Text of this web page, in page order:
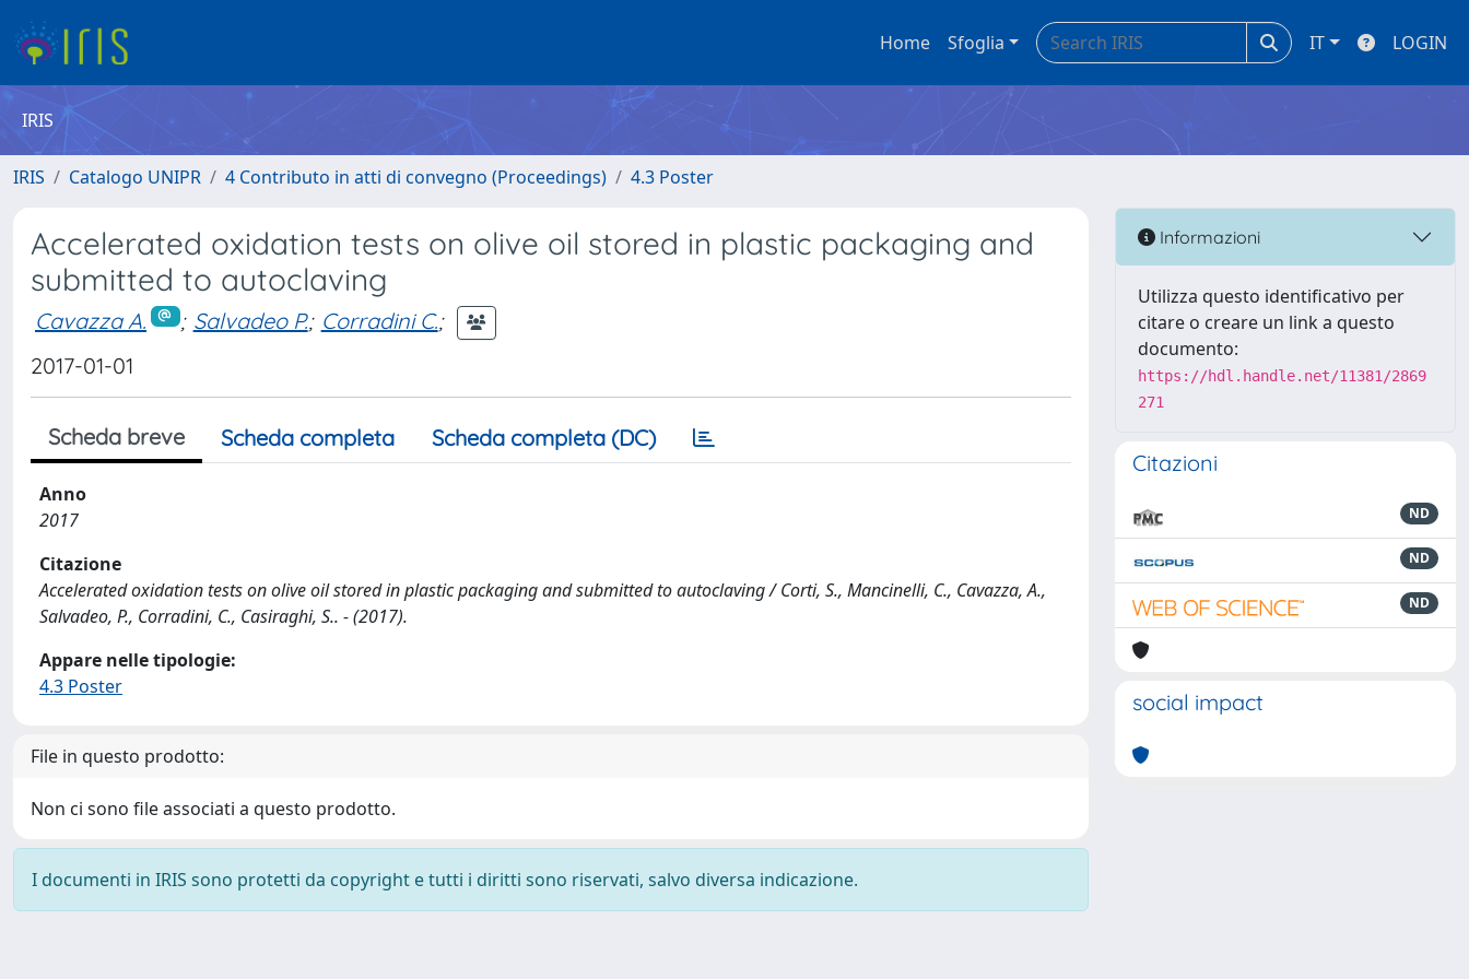
Home Sfoglia IT LOGIN
IRIS
IRIS Catalogo UNIPR 4 Contributo in atti di convegno (Proceedings) 4.3 Poster
Accelerated oxidation tests on olive oil stored in plastic packaging and
submitted to autoclaving
Cavazza A. ; Salvadeo P.; Corradini C.;
2017-01-01
Scheda breve Scheda completa Scheda completa (DC)
Anno
2017
Citazione
Accelerated oxidation tests on olive oil stored in plastic packaging and submitted to autoclaving / Corti, S., Mancinelli, C., Cavazza, A.,
Salvadeo, P., Corradini, C., Casiraghi, S.. - (2017).
Appare nelle tipologie:
4.3 Poster
File in questo prodotto:
Non ci sono file associati a questo prodotto.
I documenti in IRIS sono protetti da copyright e tutti i diritti sono riservati, salvo diversa indicazione.
Informazioni
Utilizza questo identificativo per
citare o creare un link a questo
documento:
https://hdl.handle.net/11381/2869
271
Citazioni
ND
ND
ND
social impact